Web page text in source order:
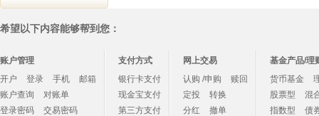
希望以下内容能够帮到您：
账户管理
开户
登录 手机
邮箱
账户查询
对账单
登录密码
交易密码
支付方式
银行卡支付
现金宝支付
第三方支付
网上交易
认购 /申购
赎回
定投
转换
分红
撤单
基金产品/理
货币基金
股票型
混
指数型
债